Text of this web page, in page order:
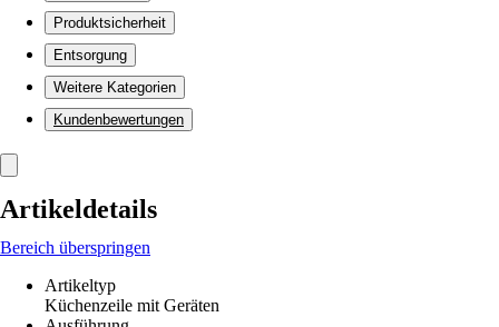
Produktsicherheit
Entsorgung
Weitere Kategorien
Kundenbewertungen
Artikeldetails
Bereich überspringen
Artikeltyp
Küchenzeile mit Geräten